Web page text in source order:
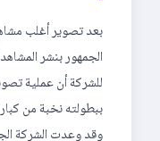
بعد تصوير أغلب
الجمهور بنشر
للشركة أن عملية
ببطولته نخبة من
وقد وعدت الشركة